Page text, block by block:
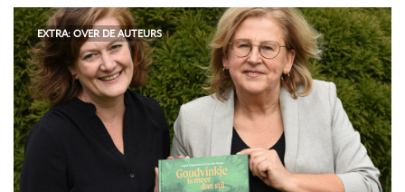
EXTRA: OVER DE AUTEURS